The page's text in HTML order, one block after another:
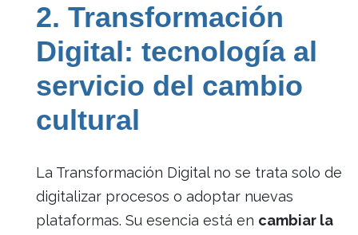
2. Transformación
Digital: tecnología al
servicio del cambio
cultural
La Transformación Digital no se trata solo de
digitalizar procesos o adoptar nuevas
plataformas. Su esencia está en cambiar la